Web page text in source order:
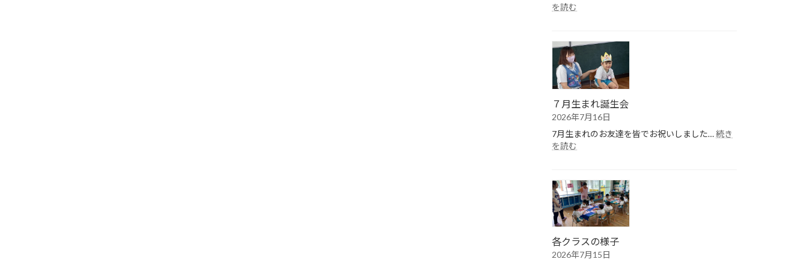
を読む
期
園
式
７月生まれ誕生会
2026年7月16日
7月生まれのお友達を皆でお祝いしました…続き
を読む
生
ま
れ
誕
生
会
各クラスの様子
2026年7月15日